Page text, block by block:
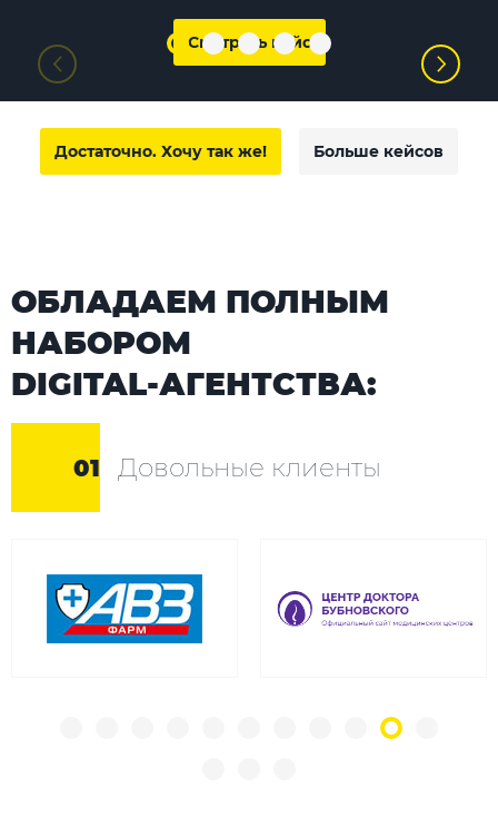
Смотреть кейс
Достаточно. Хочу так же! Больше кейсов
ОБЛАДАЕМ ПОЛНЫМ
НАБОРОМ
DIGITAL-АГЕНТСТВА:
01 Довольные клиенты